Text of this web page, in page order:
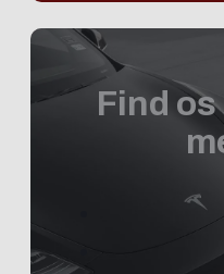
Find